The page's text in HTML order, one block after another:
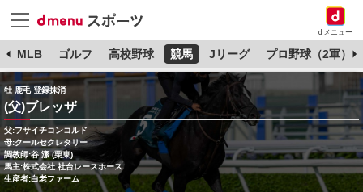
dメニュー
MLB ゴルフ 高校野球 競馬 Jリーグ プロ野球（2軍）
牡 鹿毛 登録抹消
(父)ブレッザ
父:フサイチコンコルド
母:クールセクレタリー
調教師:谷 潔 (栗東)
馬主:株式会社 社台レースホース
生産者:白老ファーム